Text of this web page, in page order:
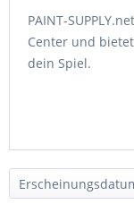
PAINT-
Center und
dein Spiel.